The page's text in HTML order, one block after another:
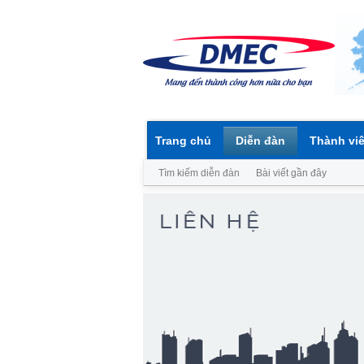
Trang chủ Diễn đàn
Tìm kiếm diễn đàn Bài viết gần đây
Thành